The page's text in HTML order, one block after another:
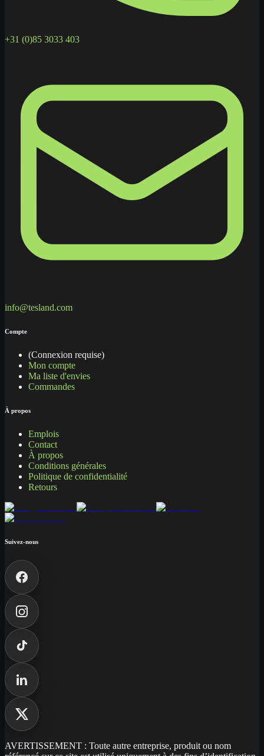
+31 (0)85 3033 403
info@tesland.com
Compte
(Connexion requise)
Mon compte
Ma liste d'envies
Commandes
À propos
Emplois
Contact
À propos
Conditions générales
Politique de confidentialité
Retours
Suivez-nous
AVERTISSEMENT : Toute autre entreprise, produit ou nom